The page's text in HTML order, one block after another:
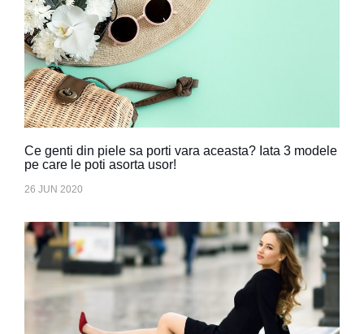
Ce genti din piele sa porti vara aceasta? Iata 3 modele
pe care le poti asorta usor!
26 JUN 2020